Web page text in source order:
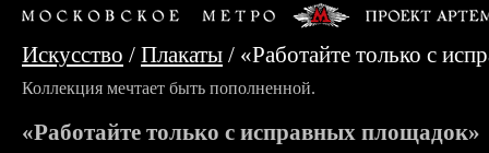
Искусство / Плакаты / «Работайте только с
Коллекция мечтает быть пополненной.
«Работайте только с исправных площадок»